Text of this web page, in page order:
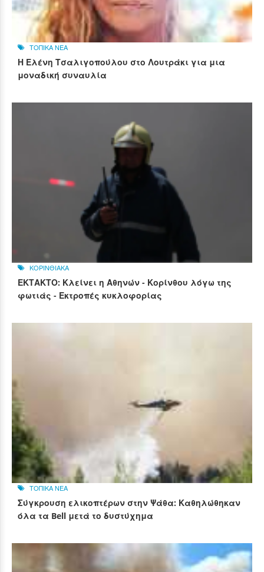
ΤΟΠΙΚΑ ΝΕΑ
Η Ελένη Τσαλιγοπούλου στο Λουτράκι για μια
μοναδική συναυλία
ΚΟΡΙΝΘΙΑΚΑ
ΕΚΤΑΚΤΟ: Κλείνει η Αθηνών - Κορίνθου λόγω της
φωτιάς - Εκτροπές κυκλοφορίας
ΤΟΠΙΚΑ ΝΕΑ
Σύγκρουση ελικοπτέρων στην Ψάθα: Καθηλώθηκαν
όλα τα Bell μετά το δυστύχημα